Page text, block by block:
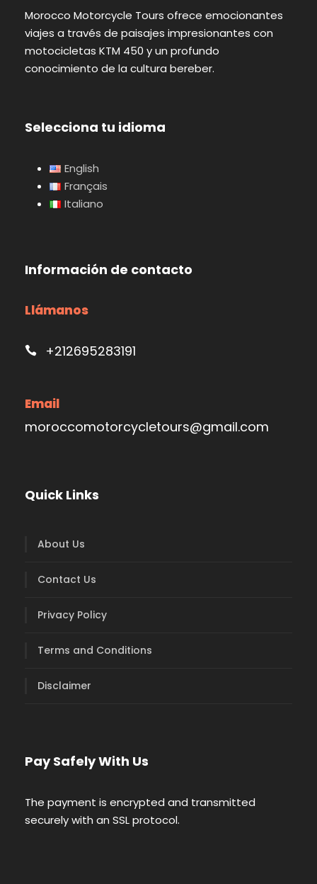
Morocco Motorcycle Tours ofrece emocionantes
viajes a través de paisajes impresionantes con
motocicletas KTM 450 y un profundo
conocimiento de la cultura bereber.
Selecciona tu idioma
English
Français
Italiano
Información de contacto
Llámanos
+212695283191
Email
moroccomotorcycletours@gmail.com
Quick Links
About Us
Contact Us
Privacy Policy
Terms and Conditions
Disclaimer
Pay Safely With Us
The payment is encrypted and transmitted
securely with an SSL protocol.